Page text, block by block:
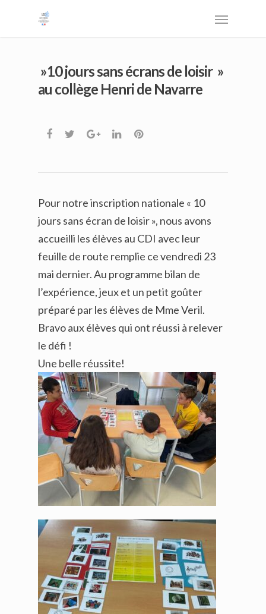
»10 jours sans écrans de loisir »
au collège Henri de Navarre
Pour notre inscription nationale « 10
jours sans écran de loisir », nous avons
accueilli les élèves au CDI avec leur
feuille de route remplie ce vendredi 23
mai dernier. Au programme bilan de
l’expérience, jeux et un petit goûter
préparé par les élèves de Mme Veril.
Bravo aux élèves qui ont réussi à relever
le défi !
Une belle réussite!